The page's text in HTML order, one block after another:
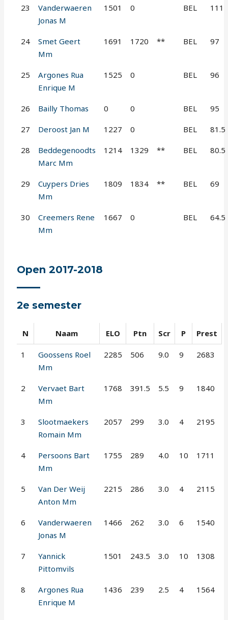
23
Vanderwaeren
Jonas M
1501 0 BEL 111
24
Smet Geert
Mm
1691 1720 ** BEL 97
25
Argones Rua
Enrique M
1525 0 BEL 96
26 Bailly Thomas 0 0 BEL 95
27 Deroost Jan M 1227 0 BEL 81.5
28
Beddegenoodts
Marc Mm
1214 1329 ** BEL 80.5
29
Cuypers Dries
Mm
1809 1834 ** BEL 69
30
Creemers Rene
Mm
1667 0 BEL 64.5
Open 2017-2018
2e semester
N Naam ELO Ptn Scr P Prest
1
Goossens Roel
Mm
2285 506 9.0 9 2683
2
Vervaet Bart
Mm
1768 391.5 5.5 9 1840
3
Slootmaekers
Romain Mm
2057 299 3.0 4 2195
4
Persoons Bart
Mm
1755 289 4.0 10 1711
5
Van Der Weij
Anton Mm
2215 286 3.0 4 2115
6
Vanderwaeren
Jonas M
1466 262 3.0 6 1540
7
Yannick
Pittomvils
1501 243.5 3.0 10 1308
8
Argones Rua
Enrique M
1436 239 2.5 4 1564